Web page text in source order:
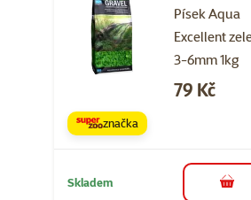
Písek Aqua
Excellent
3-6mm 1kg
Cena
79 Kč
značka
Skladem do